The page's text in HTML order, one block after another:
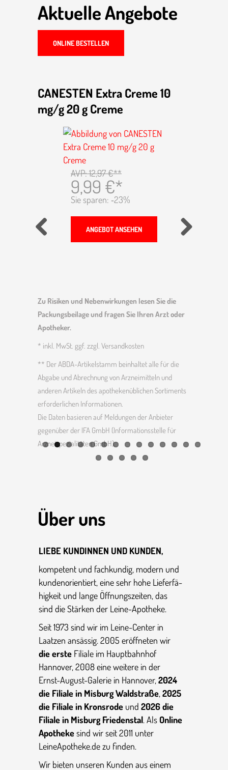
Aktuelle Angebote
ONLINE BESTELLEN
CANESTEN Extra Creme 10
mg/g 20 g Creme
AVP: 12,97 €**
9,99 €*
Sie sparen: ‑23%
ANGEBOT ANSEHEN
Zu Risiken und Neben­wir­kungen lesen Sie die
Packungs­bei­lage und fragen Sie Ihren Arzt oder
Apotheker.
* inkl. MwSt. ggf. zzgl. Versandkosten
** Der ABDA-Artikel­stamm beinhaltet alle für die
Abgabe und Abrech­nung von Arznei­mit­teln und
anderen Artikeln des apothe­ken­üb­li­chen Sorti­ments
erfor­der­li­chen Informationen.
Die Daten basieren auf Meldungen der Anbieter
gegenüber der IFA GmbH (Infor­ma­ti­ons­stelle für
Arznei­spe­zia­li­täten GmbH).
Über uns
LIEBE KUNDINNEN UND KUNDEN,
kompetent und fachkundig, modern und
kunden­ori­en­tiert, eine sehr hohe Liefer­fä­
hig­keit und lange Öffnungs­zeiten, das
sind die Stärken der Leine-Apotheke.
Seit 1973 sind wir im Leine-Center in
Laatzen ansässig. 2005 eröff­neten wir
die erste Filiale im Haupt­bahnhof
Hannover, 2008 eine weitere in der
Ernst-August-Galerie in Hannover, 2024
die Filiale in Misburg Waldstraße, 2025
die Filiale in Kronsrode und 2026 die
Filiale in Misburg Friedenstal. Als Online
Apothekesind wir seit 2011 unter
LeineApotheke.de zu finden.
Wir bieten unseren Kunden aus einem